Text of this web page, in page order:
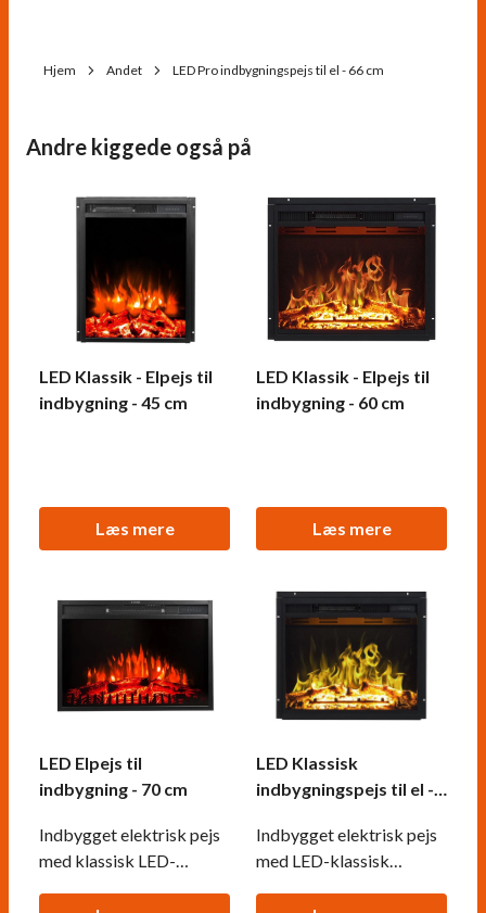
Hjem Andet LED Pro indbygningspejs til el - 66 cm
Andre kiggede også på
LED Klassik - Elpejs til
indbygning - 45 cm
Læs mere
LED Klassik - Elpejs til
indbygning - 60 cm
Læs mere
LED Elpejs til
indbygning - 70 cm
Indbygget elektrisk pejs
med klassisk LED-
LED Klassisk
indbygningspejs til el -
Indbygget elektrisk pejs
med LED-klassisk